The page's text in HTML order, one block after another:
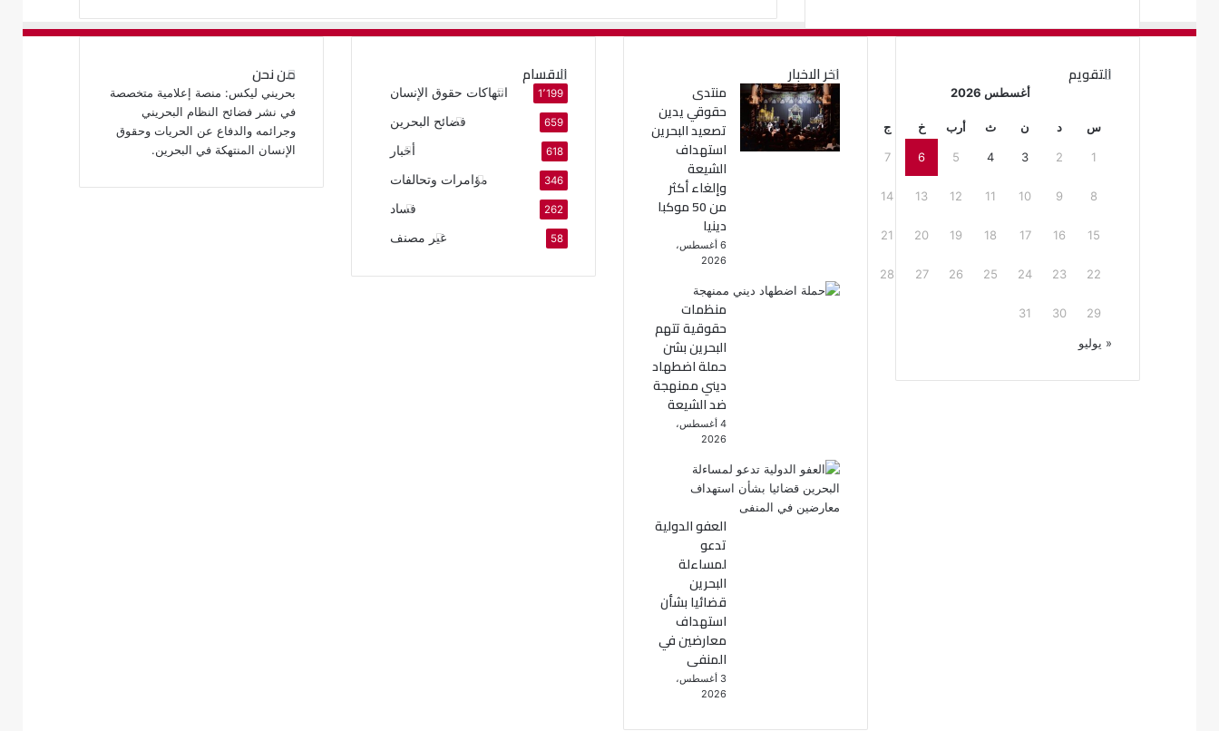
من نحن
بحريني ليكس: منصة إعلامية متخصصة
في نشر فضائح النظام البحريني
وجرائمه والدفاع عن الحريات وحقوق
الإنسان المنتهكة في البحرين.
الاقسام
انتهاكات حقوق الإنسان 1٬199
فضائح البحرين 659
أخبار 618
مؤامرات وتحالفات 346
فساد 262
غير مصنف 58
اخر الاخبار
منتدى
حقوقي يدين
تصعيد البحرين
استهداف
الشيعة
وإلغاء أكثر
من 50 موكبا
دينيا
6 أغسطس،
2026
منظمات
حقوقية تتهم
البحرين بشن
حملة اضطهاد
ديني ممنهجة
ضد الشيعة
4 أغسطس،
2026
العفو الدولية
تدعو
لمساءلة
البحرين
قضائيا بشأن
استهداف
معارضين في
المنفى
3 أغسطس،
2026
التقويم
أغسطس 2026
س د ن ث أرب خ ج
1
2
3
4
5
6
7
8
9
10
11
12
13
14
15
16
17
18
19
20
21
22
23
24
25
26
27
28
29
30
31
« يوليو